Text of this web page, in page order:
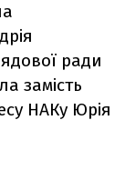
ради
замість
НАКу Юрія